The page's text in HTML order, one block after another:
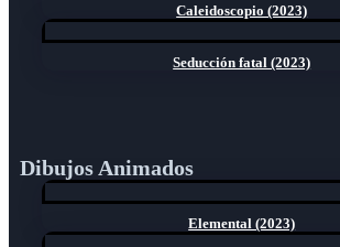
Caleidoscopio (2023)
Seducción fatal (2023)
Dibujos Animados
Elemental (2023)